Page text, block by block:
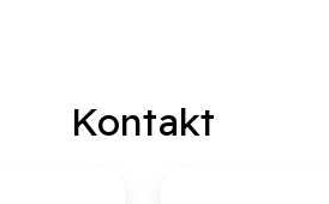
Kontakt